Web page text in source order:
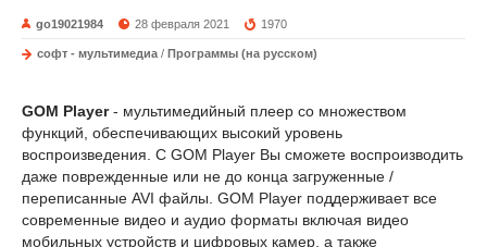
go19021984 28 февраля 2021 1970
софт - мультимедиа / Программы (на русском)
GOM Player- мультимедийный плеер со множеством
функций, обеспечивающих высокий уровень
воспроизведения. С GOM Player Вы сможете воспроизводить
даже поврежденные или не до конца загруженные /
переписанные AVI файлы. GOM Player поддерживает все
современные видео и аудио форматы включая видео
мобильных устройств и цифровых камер, а также